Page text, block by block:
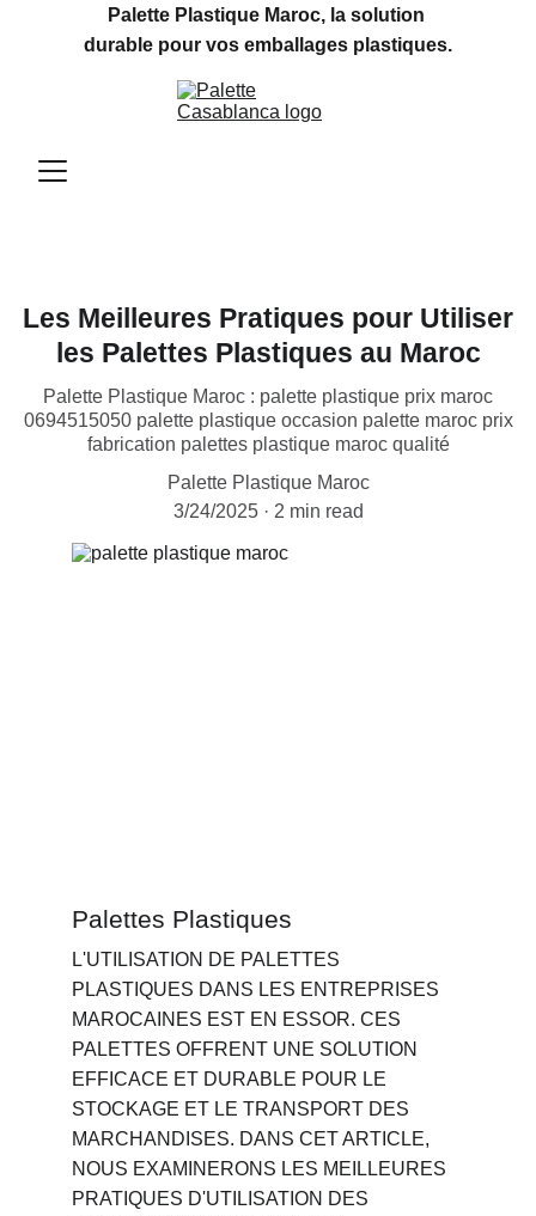
Palette Plastique Maroc, la solution
durable pour vos emballages plastiques.
Les Meilleures Pratiques pour Utiliser
les Palettes Plastiques au Maroc
Palette Plastique Maroc : palette plastique prix maroc
0694515050 palette plastique occasion palette maroc prix
fabrication palettes plastique maroc qualité
Palette Plastique Maroc
3/24/2025
2 min read
Palettes Plastiques
L'UTILISATION DE PALETTES
PLASTIQUES DANS LES ENTREPRISES
MAROCAINES EST EN ESSOR. CES
PALETTES OFFRENT UNE SOLUTION
EFFICACE ET DURABLE POUR LE
STOCKAGE ET LE TRANSPORT DES
MARCHANDISES. DANS CET ARTICLE,
NOUS EXAMINERONS LES MEILLEURES
PRATIQUES D'UTILISATION DES